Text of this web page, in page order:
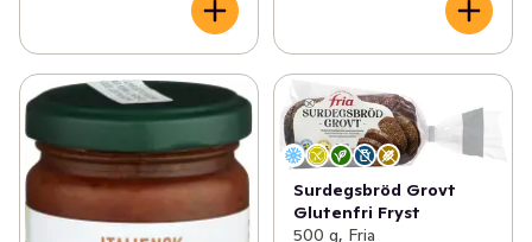
Surdegsbröd Grovt
Glutenfri Fryst
500 g, Fria